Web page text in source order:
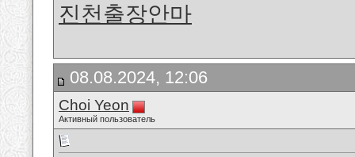
진천출장안마
08.08.2024, 12:06
Choi Yeon
Активный пользователь